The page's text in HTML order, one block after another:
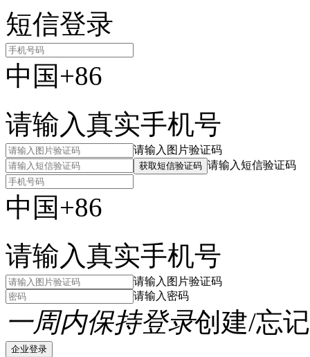
短信登录
中国+86
请输入真实手机号
请输入图片验证码
获取短信验证码 请输入短信验证码
中国+86
请输入真实手机号
请输入图片验证码
请输入密码
一周内保持登录创建/忘
企业登录